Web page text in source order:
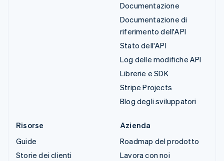
Documentazione
Documentazione di
riferimento dell'API
Stato dell'API
Log delle modifiche API
Librerie e SDK
Stripe Projects
Blog degli sviluppatori
Risorse
Guide
Storie dei clienti
Azienda
Roadmap del prodotto
Lavora con noi